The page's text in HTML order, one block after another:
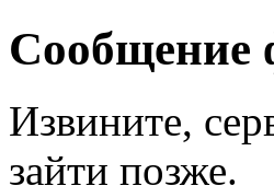
Сообщение
Извините,
зайти позже.